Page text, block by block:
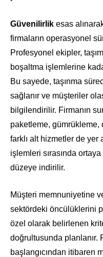
Güvenilirlik esas
firmaların operasyonel
Profesyonel ekipler,
boşaltma işlemlerine
Bu sayede, taşınma
sağlanır ve müşteriler
bilgilendirilir. Firmanın
paketleme,
farklı alt hizmetler de yer
işlemleri sırasında
düzeye indirilir.
Müşteri memnuniyetine
sektördeki öncülüklerini
özel olarak belirlenen
doğrultusunda planlanır.
başlangıcından itibaren